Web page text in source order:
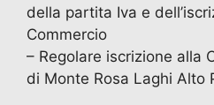
della partita Iva e
Commercio
– Regolare iscrizione alla
di Monte Rosa Laghi Alto